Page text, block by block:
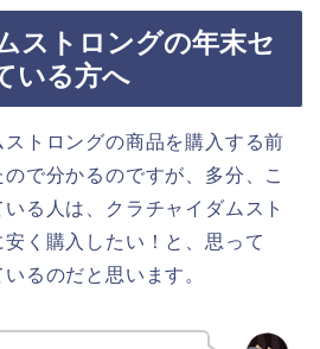
ストロングの年末セ
いる方へ
トロングの商品を購入する前
で分かるのですが、多分、こ
る人は、クラチャイダムスト
く購入したい！と、思って
るのだと思います。